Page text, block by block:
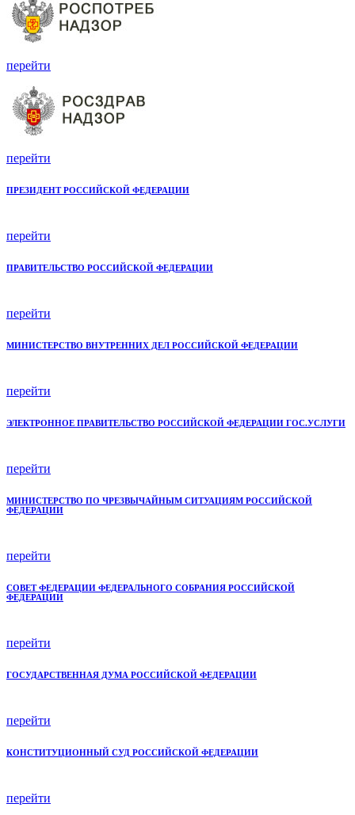
перейти
перейти
ПРЕЗИДЕНТ РОССИЙСКОЙ ФЕДЕРАЦИИ
перейти
ПРАВИТЕЛЬСТВО РОССИЙСКОЙ ФЕДЕРАЦИИ
перейти
МИНИСТЕРСТВО ВНУТРЕННИХ ДЕЛ РОССИЙСКОЙ ФЕДЕРАЦИИ
перейти
ЭЛЕКТРОННОЕ ПРАВИТЕЛЬСТВО РОССИЙСКОЙ ФЕДЕРАЦИИ ГОС.УСЛУГИ
перейти
МИНИСТЕРСТВО ПО ЧРЕЗВЫЧАЙНЫМ СИТУАЦИЯМ РОССИЙСКОЙ
ФЕДЕРАЦИИ
перейти
СОВЕТ ФЕДЕРАЦИИ ФЕДЕРАЛЬНОГО СОБРАНИЯ РОССИЙСКОЙ
ФЕДЕРАЦИИ
перейти
ГОСУДАРСТВЕННАЯ ДУМА РОССИЙСКОЙ ФЕДЕРАЦИИ
перейти
КОНСТИТУЦИОННЫЙ СУД РОССИЙСКОЙ ФЕДЕРАЦИИ
перейти